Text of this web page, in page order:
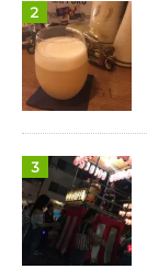
2
3